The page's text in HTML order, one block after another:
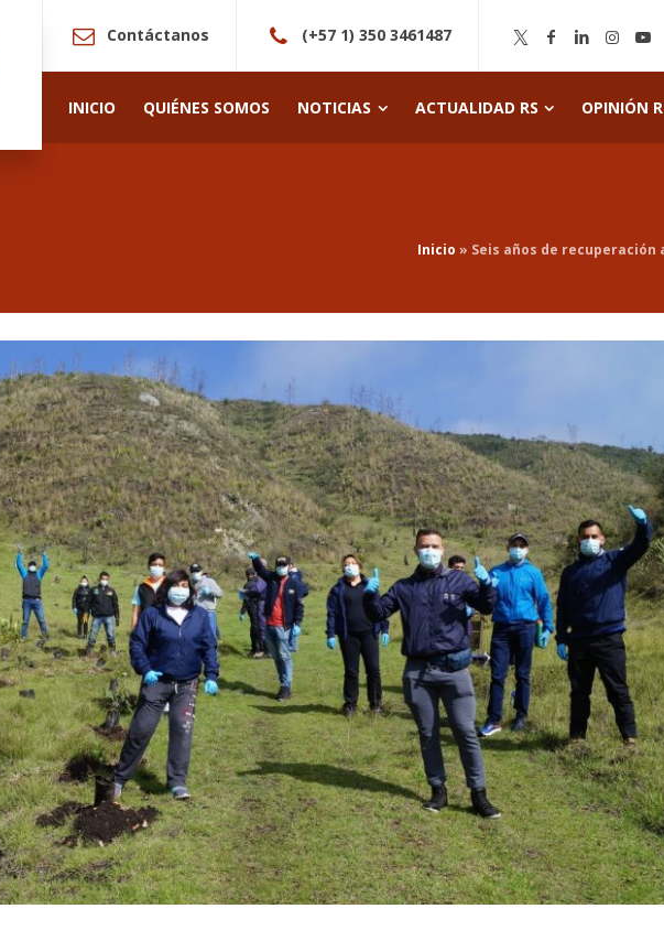
Contáctanos (+57 1) 350 3461487
INICIO QUIÉNES SOMOS NOTICIAS ACTUALIDAD RS OPINIÓN
Inicio » Seis años de